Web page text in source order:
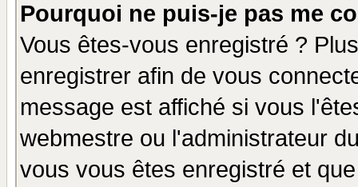
Pourquoi ne puis-je pas me
Vous êtes-vous enregistré ?
enregistrer afin de vous
message est affiché si vous
webmestre ou l'administrateur
vous vous êtes enregistré et